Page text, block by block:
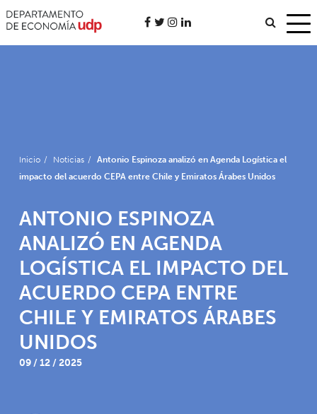
Inicio / Noticias /
Antonio Espinoza analizó en Agenda Logística el
impacto del acuerdo CEPA entre Chile y Emiratos Árabes Unidos
ANTONIO ESPINOZA
ANALIZÓ EN AGENDA
LOGÍSTICA EL IMPACTO DEL
ACUERDO CEPA ENTRE
CHILE Y EMIRATOS ÁRABES
UNIDOS
09 / 12 / 2025